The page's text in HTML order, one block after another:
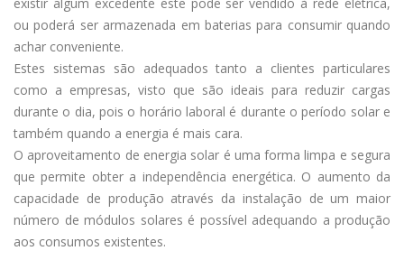
ou poderá ser armazenada em baterias para consumir quando
achar conveniente.
Estes sistemas são adequados tanto a clientes particulares
como a empresas, visto que são ideais para reduzir cargas
durante o dia, pois o horário laboral é durante o período solar e
também quando a energia é mais cara.
O aproveitamento de energia solar é uma forma limpa e segura
que permite obter a independência energética. O aumento da
capacidade de produção através da instalação de um maior
número de módulos solares é possível adequando a produção
aos consumos existentes.